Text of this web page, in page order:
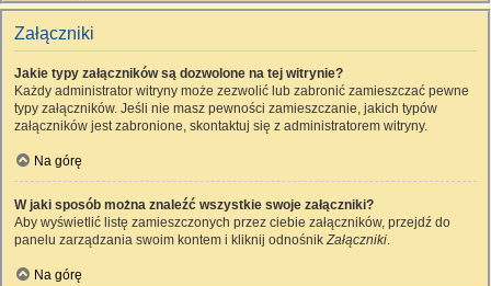
Załączniki
Jakie typy załączników są dozwolone na tej witrynie?
Każdy administrator witryny może zezwolić lub zabronić zamieszczać pewne
typy załączników. Jeśli nie masz pewności zamieszczanie, jakich typów
załączników jest zabronione, skontaktuj się z administratorem witryny.
Na górę
W jaki sposób można znaleźć wszystkie swoje załączniki?
Aby wyświetlić listę zamieszczonych przez ciebie załączników, przejdź do
panelu zarządzania swoim kontem i kliknij odnośnikZałączniki.
Na górę